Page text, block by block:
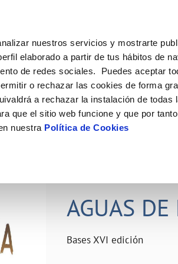
nuestros servicios y mostrarte
elaborado a partir de tus hábitos de
de redes sociales. Puedes aceptar
o rechazar las cookies de forma
a rechazar la instalación de todas
que el sitio web funcione y que por
nuestra Política de Cookies
MODIFICACIÓN DE DATOS
Actualizar datos bancários
Actualizar datos de
TODAS LAS GESTIONES
COMPROMISO DE SERVICIO
Carta de compromisos
Customer Counsel (Defensa del
Tu Agua
CUIDADOS DEL AGUA
Consejos de ahorro
Depósitos comunitarios
comunitarios
Conócenos
PERFIL DEL CONTRATANTE
Plataforma de contratación del
público
Licitaciones en curso
AGUAS
Bases XVI edición